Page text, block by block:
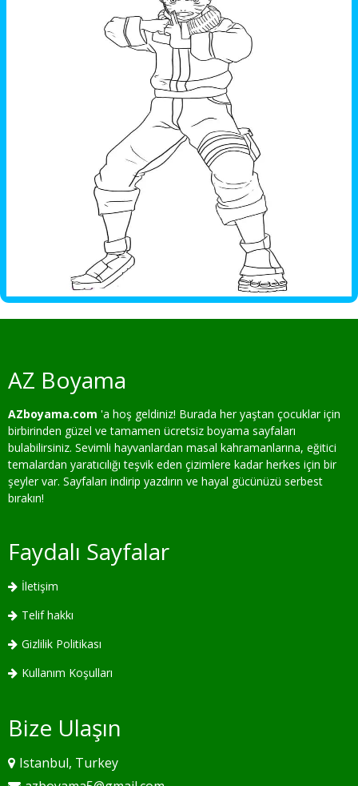
AZ Boyama
AZboyama.com 'a hoş geldiniz! Burada her yaştan çocuklar için
birbirinden güzel ve tamamen ücretsiz boyama sayfaları
bulabilirsiniz. Sevimli hayvanlardan masal kahramanlarına, eğitici
temalardan yaratıcılığı teşvik eden çizimlere kadar herkes için bir
şeyler var. Sayfaları indirip yazdırın ve hayal gücünüzü serbest
bırakın!
Faydalı Sayfalar
İletişim
Telif hakkı
Gizlilik Politikası
Kullanım Koşulları
Bize Ulaşın
Istanbul, Turkey